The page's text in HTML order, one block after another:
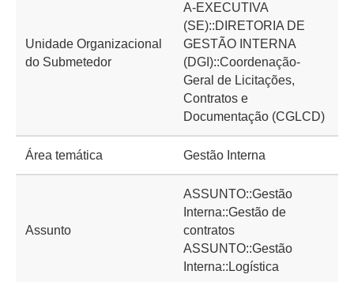
Unidade Organizacional
do Submetedor
A-EXECUTIVA
(SE)::DIRETORIA DE
GESTÃO INTERNA
(DGI)::Coordenação-
Geral de Licitações,
Contratos e
Documentação (CGLCD)
Área temática Gestão Interna
Assunto
ASSUNTO::Gestão
Interna::Gestão de
contratos
ASSUNTO::Gestão
Interna::Logística